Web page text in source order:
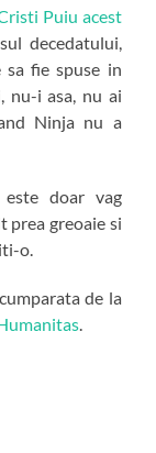
Puiu acest
decedatului,
sa fie spuse in
nu-i asa, nu ai
Ninja nu a
doar vag
prea greoaie si
o.
de la
.